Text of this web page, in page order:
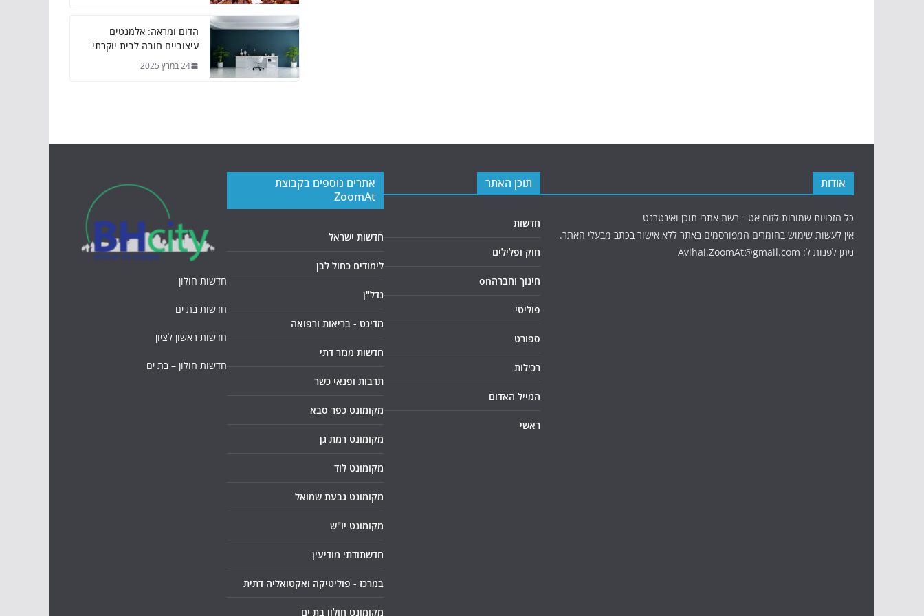
הדום ומראה: אלמנטים
עיצוביים חובה לבית יוקרתי
24 במרץ 2025
אודות
כל הזכויות שמורות לזום אט - רשת אתרי תוכן ואינטרנט
אין לעשות שימוש בחומרים המפורסמים באתר ללא אישור בכתב מבעלי האתר.
ניתן לפנות ל: Avihai.ZoomAt@gmail.com
תוכן האתר
חדשות
חוק ופלילים
חינוך וחברהon
פוליטי
ספורט
רכילות
המייל האדום
ראשי
אתרים נוספים בקבוצת
ZoomAt
חדשות ישראל
לימודים כחול לבן
נדל"ן
מדינט - בריאות ורפואה
חדשות מגזר דתי
תרבות ופנאי כשר
מקומונט כפר סבא
מקומונט רמת גן
מקומונט לוד
מקומונט גבעת שמואל
מקומונט יו"ש
חדשתודתי מודיעין
במרכז - פוליטיקה ואקטואליה דתית
מקומונט חולון בת ים
חדשות חולון
חדשות בת ים
חדשות ראשון לציון
חדשות חולון – בת ים